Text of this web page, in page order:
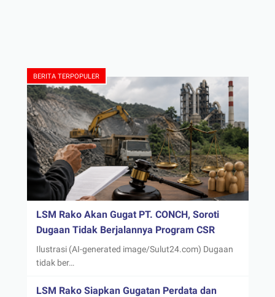
BERITA TERPOPULER
LSM Rako Akan Gugat PT. CONCH, Soroti
Dugaan Tidak Berjalannya Program CSR
Ilustrasi (AI-generated image/Sulut24.com) Dugaan
tidak ber…
LSM Rako Siapkan Gugatan Perdata dan